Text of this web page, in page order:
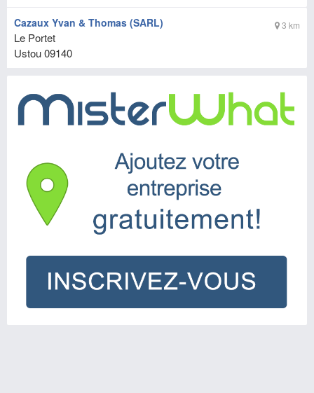
3 km
Cazaux Yvan & Thomas (SARL)
Le Portet
Ustou09140